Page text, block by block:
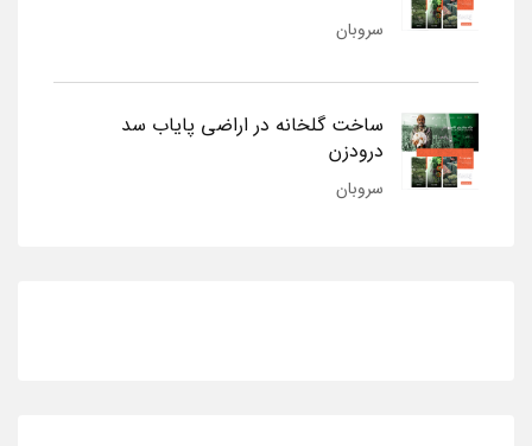
سروبان
ساخت گلخانه در اراضی پایاب سد
درودزن
سروبان